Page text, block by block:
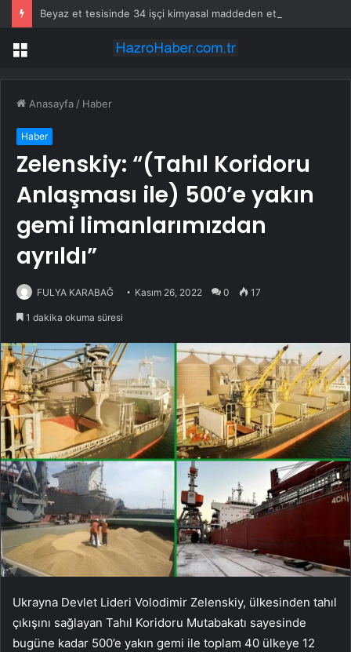
Beyaz et tesisinde 34 işçi kimyasal maddeden etkilendi
Menü
Anasayfa / Haber
Haber
Zelenskiy: “(Tahıl Koridoru
Anlaşması ile) 500’e yakın
gemi limanlarımızdan
ayrıldı”
FULYA KARABAĞ Kasım 26, 2022 0 17
1 dakika okuma süresi
Ukrayna Devlet Lideri Volodimir Zelenskiy, ülkesinden tahıl
çıkışını sağlayan Tahıl Koridoru Mutabakatı sayesinde
bugüne kadar 500’e yakın gemi ile toplam 40 ülkeye 12